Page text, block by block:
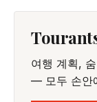
여행 계획,
— 모두 손안